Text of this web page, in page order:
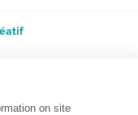
on site